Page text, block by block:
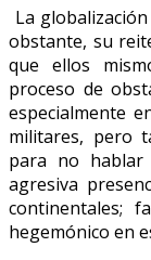
La
obstante, su
que ellos
proceso de
especialmente
militares, pero
para no
agresiva
continentales;
hegemónico en